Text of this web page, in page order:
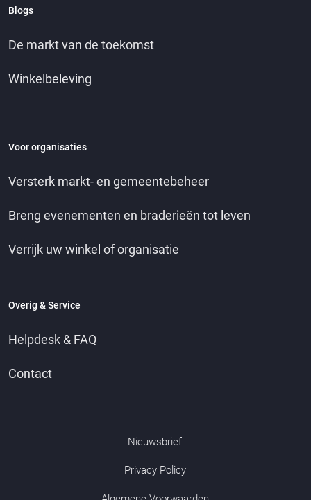
Blogs
De markt van de toekomst
Winkelbeleving
Voor organisaties
Versterk markt- en gemeentebeheer
Breng evenementen en braderieën tot leven
Verrijk uw winkel of organisatie
Overig & Service
Helpdesk & FAQ
Contact
Nieuwsbrief
Privacy Policy